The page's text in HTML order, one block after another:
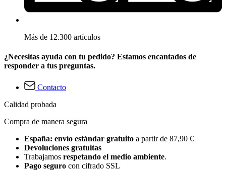
Más de 12.300 artículos
¿Necesitas ayuda con tu pedido? Estamos encantados de
responder a tus preguntas.
Contacto
Calidad probada
Compra de manera segura
España: envío estándar gratuito a partir de 87,90 €
Devoluciones gratuitas
Trabajamos respetando el medio ambiente.
Pago seguro con cifrado SSL